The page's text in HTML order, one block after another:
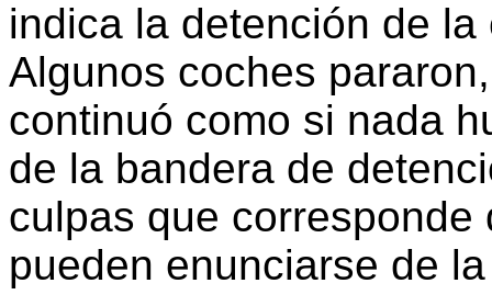
indica la detención de la
Algunos coches
continuó como si nada
de la bandera de
culpas que
pueden enunciarse de